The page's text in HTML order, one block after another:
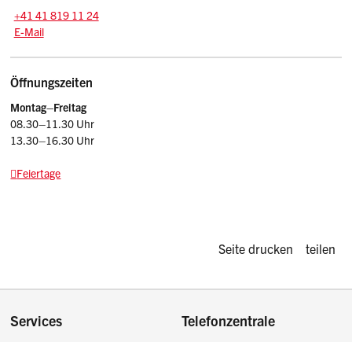
Tel.:
+41 41 819 11 24
E-Mail: srsz
E-Mail
Öffnungszeiten
Montag–Freitag
08.30–11.30 Uhr
13.30–16.30 Uhr
Feiertage
Diese Seite
Seite drucken teilen
Footer
Services Telefonzentrale